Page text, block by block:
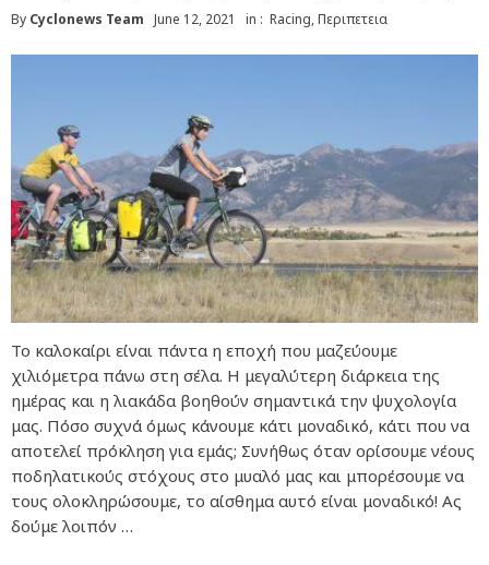
By Cyclonews Team June 12, 2021 in : Racing,Περιπετεια
Το καλοκαίρι είναι πάντα η εποχή που μαζεύουμε
χιλιόμετρα πάνω στη σέλα. Η μεγαλύτερη διάρκεια της
ημέρας και η λιακάδα βοηθούν σημαντικά την ψυχολογία
μας. Πόσο συχνά όμως κάνουμε κάτι μοναδικό, κάτι που να
αποτελεί πρόκληση για εμάς; Συνήθως όταν ορίσουμε νέους
ποδηλατικούς στόχους στο μυαλό μας και μπορέσουμε να
τους ολοκληρώσουμε, το αίσθημα αυτό είναι μοναδικό! Ας
δούμε λοιπόν …